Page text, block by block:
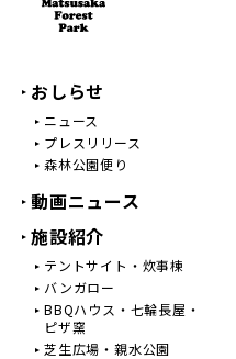
おしらせ
ニュース
プレスリリース
森林公園便り
動画ニュース
施設紹介
テントサイト・炊事棟
バンガロー
BBQハウス・七輪長屋・
ピザ窯
芝生広場・親水公園